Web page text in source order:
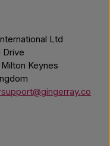
Ltd
Drive
Keynes